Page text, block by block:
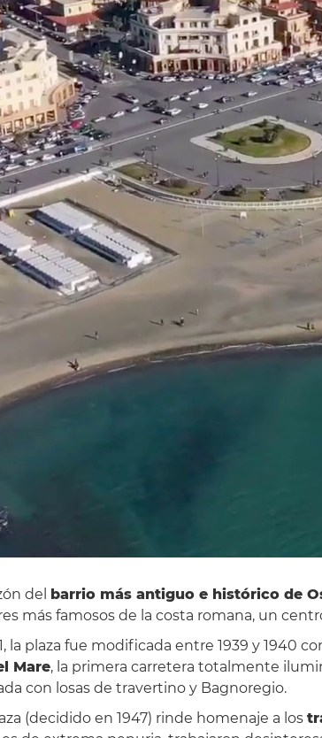
del barrio más antiguo e histórico de
más famosos de la costa romana, un
la plaza fue modificada entre 1939 y 1940
Mare, la primera carretera totalmente
con losas de travertino y Bagnoregio.
(decidido en 1947) rinde homenaje a los